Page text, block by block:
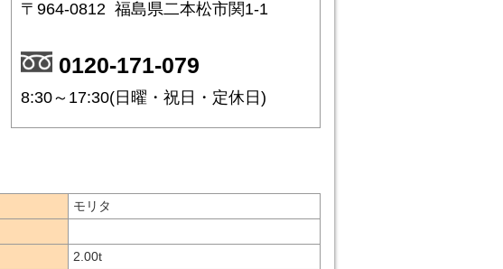
〒964-0812 福島県二本松市関1-1
0120-171-079
8:30～17:30(日曜・祝日・定休日)
モリタ
2.00t